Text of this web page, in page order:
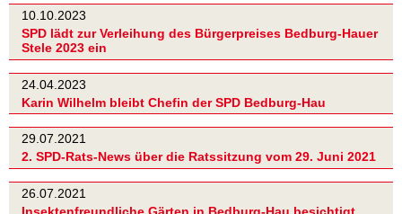
10.10.2023
SPD lädt zur Verleihung des Bürgerpreises Bedburg-Hauer
Stele 2023 ein
24.04.2023
Karin Wilhelm bleibt Chefin der SPD Bedburg-Hau
29.07.2021
2. SPD-Rats-News über die Ratssitzung vom 29. Juni 2021
26.07.2021